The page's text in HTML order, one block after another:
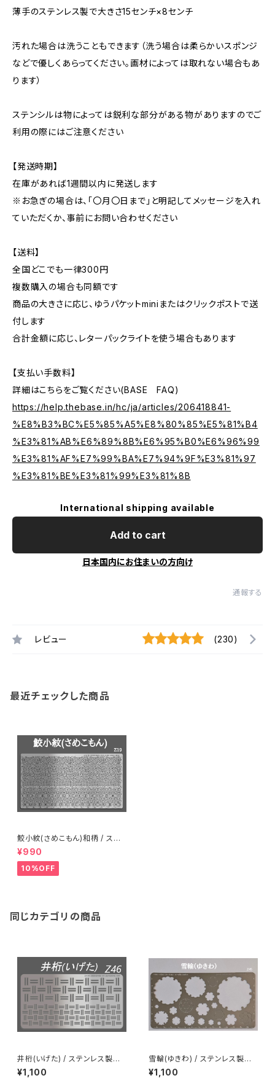
薄手のステンレス製で大きさ15センチ×8センチ
汚れた場合は洗うこともできます（洗う場合は柔らかいスポンジ
などで優しくあらってください。画材によっては取れない場合もあ
ります）
ステンシルは物によっては鋭利な部分がある物がありますのでご
利用の際にはご注意ください
【発送時期】
在庫があれば1週間以内に発送します
※お急ぎの場合は、「〇月〇日まで」と明記してメッセージを入れ
ていただくか、事前にお問い合わせください
【送料】
全国どこでも一律300円
複数購入の場合も同額です
商品の大きさに応じ、ゆうパケットminiまたはクリックポストで送
付します
合計金額に応じ、レターパックライトを使う場合もあります
【支払い手数料】
詳細はこちらをご覧ください(BASE FAQ)
https://help.thebase.in/hc/ja/articles/206418841-
%E8%B3%BC%E5%85%A5%E8%80%85%E5%81%B4
%E3%81%AB%E6%89%8B%E6%95%B0%E6%96%99
%E3%81%AF%E7%99%BA%E7%94%9F%E3%81%97
%E3%81%BE%E3%81%99%E3%81%8B
International shipping available
Add to cart
日本国内にお住まいの方向け
通報する
レビュー (230)
最近チェックした商品
鮫小紋(さめこもん)和柄 / ステ
ンレス製ステンシル(z19)
¥990
10%OFF
同じカテゴリの商品
井桁(いげた) / ステンレス製ス
テンシルz46
¥1,100
雪輪(ゆきわ) / ステンレス製ス
テンシル(z45)
¥1,100